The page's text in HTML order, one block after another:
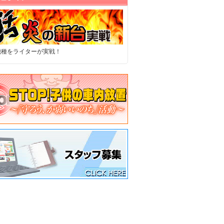
をライターが実戦！